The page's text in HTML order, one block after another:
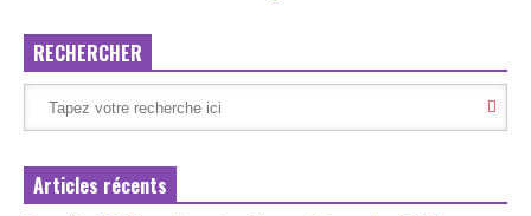
RECHERCHER
Articles récents